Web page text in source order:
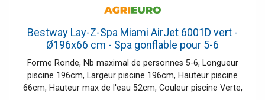
Bestway Lay-Z-Spa Miami AirJet 6001D vert -
Ø196x66 cm - Spa gonflable pour 5-6
personnes
Forme Ronde, Nb maximal de personnes 5-6, Longueur
piscine 196cm, Largeur piscine 196cm, Hauteur piscine
66cm, Hauteur max de l'eau 52cm, Couleur piscine Verte,